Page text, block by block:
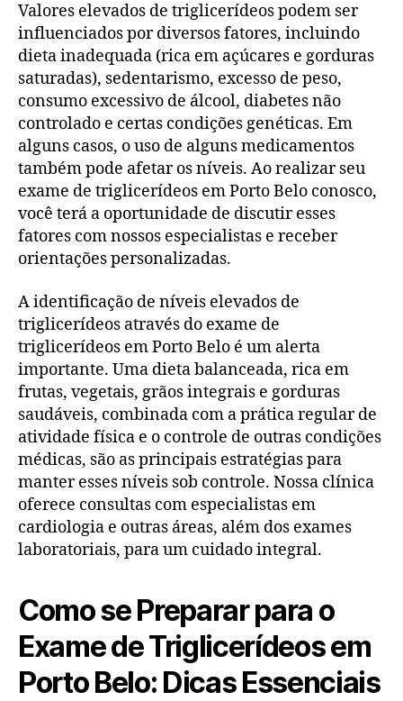
Valores elevados de triglicerídeos podem ser
influenciados por diversos fatores, incluindo
dieta inadequada (rica em açúcares e gorduras
saturadas), sedentarismo, excesso de peso,
consumo excessivo de álcool, diabetes não
controlado e certas condições genéticas. Em
alguns casos, o uso de alguns medicamentos
também pode afetar os níveis. Ao realizar seu
exame de triglicerídeos em Porto Belo conosco,
você terá a oportunidade de discutir esses
fatores com nossos especialistas e receber
orientações personalizadas.
A identificação de níveis elevados de
triglicerídeos através do exame de
triglicerídeos em Porto Belo é um alerta
importante. Uma dieta balanceada, rica em
frutas, vegetais, grãos integrais e gorduras
saudáveis, combinada com a prática regular de
atividade física e o controle de outras condições
médicas, são as principais estratégias para
manter esses níveis sob controle. Nossa clínica
oferece consultas com especialistas em
cardiologia e outras áreas, além dos exames
laboratoriais, para um cuidado integral.
Como se Preparar para o
Exame de Triglicerídeos em
Porto Belo: Dicas Essenciais